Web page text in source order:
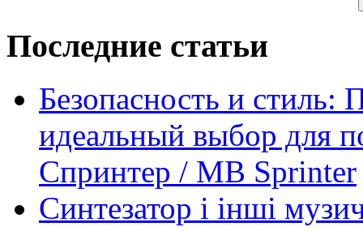
Последние статьи
Безопасность и
идеальный выбор для
Спринтер / MB Sprinter
Синтезатор і інші